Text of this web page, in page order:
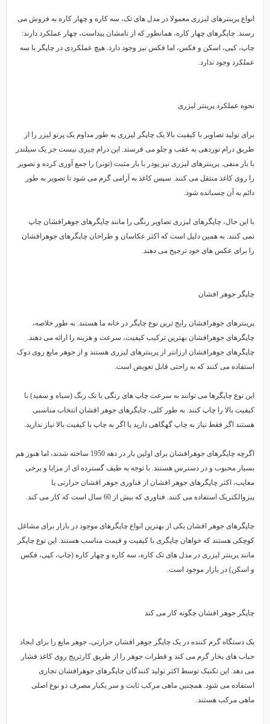
انواع پرینترهای لیزری معمولا در مدل های تک، سه کاره و چهار کاره به فروش می
رسند. چاپگرهای چهار کاره، همانطور که از نامشان پیداست، چهار عملکرد دارند:
چاپ، کپی، اسکن و فکس، اما فکس نیز وجود دارد. هیچ عملکردی در چاپگر با سه
عملکرد وجود ندارد.
نحوه عملکرد پرینتر لیزری
برای تولید تصاویر با کیفیت بالا یک چاپگر لیزری به طور مداوم یک پرتو لیزر را از
طریق درام نوردهی به عقب و جلو می فرستد. این درام چیزی نیست جز یک سیلندر
با بار منفی. پرینترهای لیزری نیز پودر با بار مثبت (تونر) را جمع آوری کرده و تصویر
را روی کاغذ منتقل می کنند. سپس کاغذ به آرامی گرم می شود تا تصویر به طور
دائم به آن چسبانده شود.
با این حال، چاپگرهای لیزری تصاویر رنگی را مانند چاپگرهای جوهرافشان چاپ
نمی کنند. به همین دلیل است که اکثر عکاسان و طراحان چاپگرهای جوهرافشان
را برای عکس های خود ترجیح می دهند.
چاپگر جوهر افشان
پرینترهای جوهرافشان رایج ترین نوع چاپگر در خانه ما هستند. به طور خلاصه،
چاپگرهای جوهرافشان بهترین ترکیب کیفیت، سرعت و هزینه را ارائه می دهند.
چاپگرهای جوهرافشان ارزانتر از پرینترهای لیزری هستند و از جوهر مایع روی دوک
استفاده می کنند که به راحتی قابل تعویض است.
این نوع چاپگرها می توانند به سرعت چاپ های رنگی یا تک رنگ (سیاه و سفید) با
کیفیت بالا را چاپ کنند. به طور کلی، چاپگرهای جوهر افشان انتخاب مناسبی
هستند اگر فقط نیاز به چاپ گهگاهی دارید یا اگر به چاپ با کیفیت بالا نیاز ندارید.
اگرچه چاپگرهای جوهرافشان برای اولین بار در دهه 1950 ساخته شدند، اما هنوز هم
بسیار محبوب و در دسترس هستند. با توجه به طیف گسترده ای از مزایا و برخی
معایب، اکثر چاپگرهای جوهر افشان از فناوری جوهر افشان حرارتی یا
پیزوالکتریک استفاده می کنند. فناوری که بیش از 60 سال است که کار می کند.
چاپگرهای جوهر افشان یکی از بهترین انواع چاپگرهای موجود در بازار برای مشاغل
کوچکی هستند که خواهان چاپگری با کیفیت و قیمت مناسب هستند. این نوع چاپگر
مانند پرینتر لیزری در مدل های تک کاره، سه کاره و چهار کاره (چاپ، کپی، فکس
و اسکن) در بازار موجود است.
چاپگر جوهر افشان چگونه کار می کند
یک دستگاه گرم کننده در یک چاپگر جوهر افشان حرارتی، جوهر مایع را برای ایجاد
حباب های بخار گرم می کند و قطرات جوهر را از طریق کارتریج روی کاغذ فشار
می دهد. این تکنیک توسط اکثر تولید کنندگان چاپگرهای جوهرافشان تجاری
استفاده می شود. همچنین ماهی مرکب ثابت و سر یکبار مصرف دو نوع اصلی
ماهی مرکب هستند.